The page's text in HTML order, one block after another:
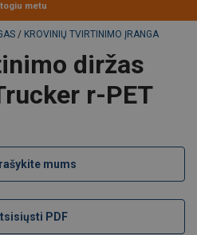
metu
/ KROVINIŲ TVIRTINIMO ĮRANGA
diržas
r-PET
mums
PDF